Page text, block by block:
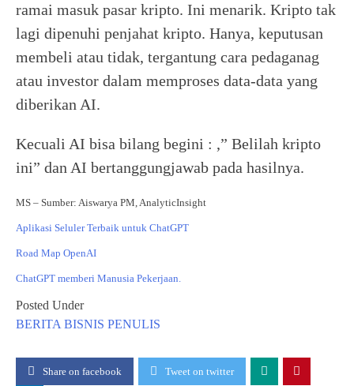
ramai masuk pasar kripto. Ini menarik. Kripto tak
lagi dipenuhi penjahat kripto. Hanya, keputusan
membeli atau tidak, tergantung cara pedaganag
atau investor dalam memproses data-data yang
diberikan AI.
Kecuali AI bisa bilang begini : ,” Belilah kripto
ini” dan AI bertanggungjawab pada hasilnya.
MS – Sumber: Aiswarya PM, AnalyticInsight
Aplikasi Seluler Terbaik untuk ChatGPT
Road Map OpenAI
ChatGPT memberi Manusia Pekerjaan.
Posted Under
BERITA BISNIS PENULIS
Share on facebook Tweet on twitter